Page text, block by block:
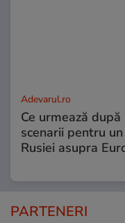
Adevarul.ro
Ce urmează după
scenarii pentru
Rusiei asupra
PARTENERI